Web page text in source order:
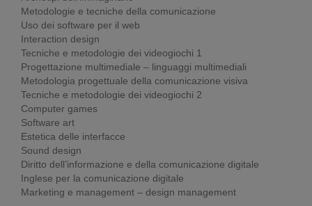
Metodologie e tecniche della comunicazione
Uso dei software per il web
Interaction design
Tecniche e metodologie dei videogiochi 1
Progettazione multimediale – linguaggi multimediali
Metodologia progettuale della comunicazione visiva
Tecniche e metodologie dei videogiochi 2
Computer games
Software art
Estetica delle interfacce
Sound design
Diritto dell’informazione e della comunicazione digitale
Inglese per la comunicazione digitale
Marketing e management – design management